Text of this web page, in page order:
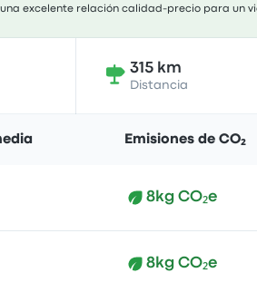
excelente relación calidad-precio para un
315 km
Distancia
Emisiones de CO₂
8kg CO₂e
8kg CO₂e